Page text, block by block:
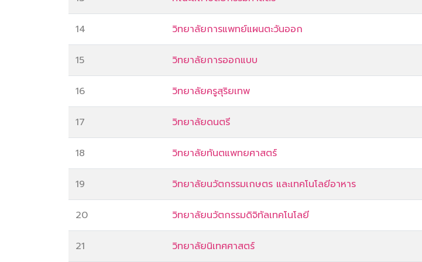
14 วิทยาลัยการแพทย์แผนตะวันออก
15 วิทยาลัยการออกแบบ
16 วิทยาลัยครูสุริยเทพ
17 วิทยาลัยดนตรี
18 วิทยาลัยทันตแพทยศาสตร์
19 วิทยาลัยนวัตกรรมเกษตร และเทคโนโลยีอาหาร
20 วิทยาลัยนวัตกรรมดิจิทัลเทคโนโลยี
21 วิทยาลัยนิเทศศาสตร์